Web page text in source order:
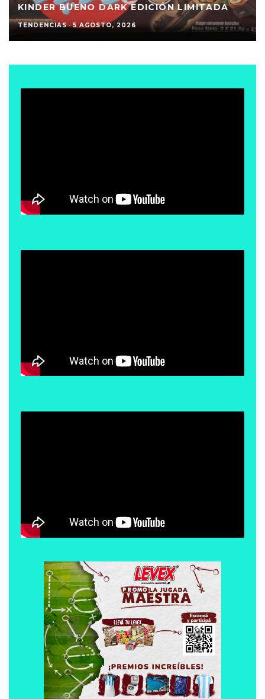
KINDER BUENO DARK EDICIÓN LIMITADA
TENDENCIAS · 5 AGOSTO, 2026